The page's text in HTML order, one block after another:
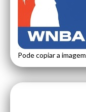
Pode copiar a imagem